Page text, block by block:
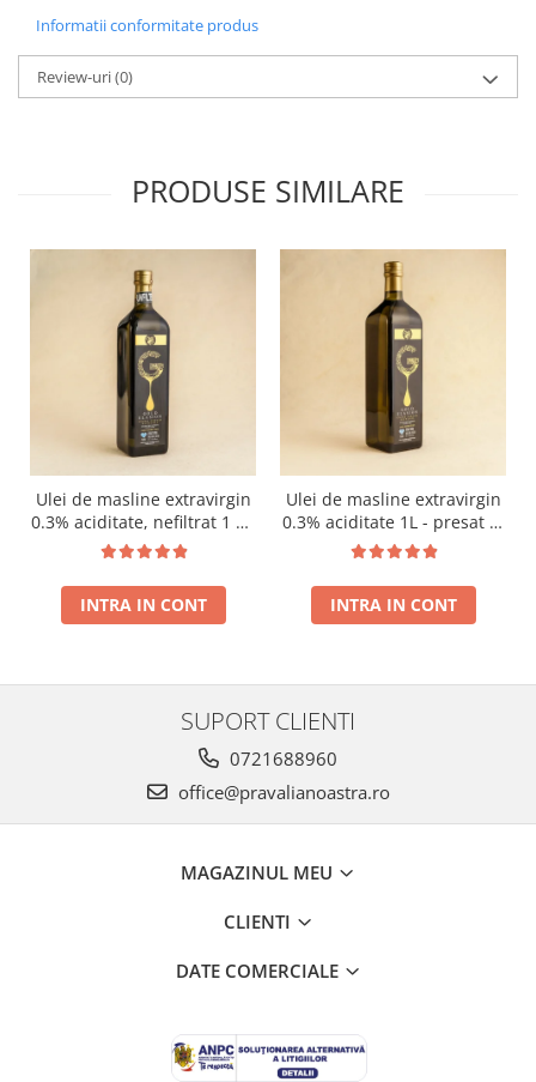
Informatii conformitate produs
Review-uri(0)
PRODUSE SIMILARE
Ulei de masline extravirgin
0.3% aciditate, nefiltrat 1 L -
presat la rece RECOLTA
INTRA IN CONT
Ulei de masline extravirgin
0.3% aciditate 1L - presat la
rece RECOLTA NOUA
INTRA IN CONT
SUPORT CLIENTI
0721688960
office@pravalianoastra.ro
MAGAZINUL MEU
CLIENTI
DATE COMERCIALE